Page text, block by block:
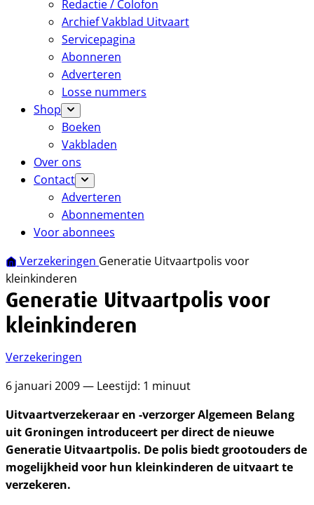
Redactie / Colofon
Archief Vakblad Uitvaart
Servicepagina
Abonneren
Adverteren
Losse nummers
Shop
Boeken
Vakbladen
Over ons
Contact
Adverteren
Abonnementen
Voor abonnees
Verzekeringen Generatie Uitvaartpolis voor
kleinkinderen
Generatie Uitvaartpolis voor
kleinkinderen
Verzekeringen
6 januari 2009 — Leestijd: 1 minuut
Uitvaartverzekeraar en -verzorger Algemeen Belang
uit Groningen introduceert per direct de nieuwe
Generatie Uitvaartpolis. De polis biedt grootouders de
mogelijkheid voor hun kleinkinderen de uitvaart te
verzekeren.